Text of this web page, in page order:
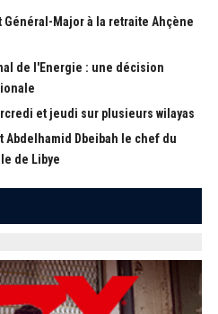
Général-Major à la retraite Ahçène
de l'Energie : une décision
et jeudi sur plusieurs wilayas
Abdelhamid Dbeibah le chef du
de Libye